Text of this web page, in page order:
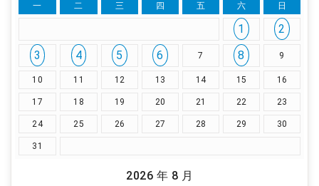
2026 年 8 月
一 二 三 四 五 六 日
1
2
3
4 5 6 7 8 9
10 11 12 13 14 15 16
17 18 19 20 21 22 23
24 25 26 27 28 29 30
31